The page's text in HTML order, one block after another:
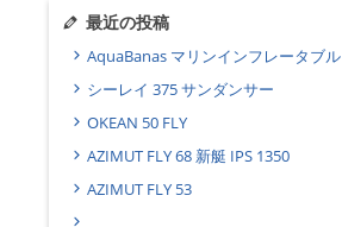
最近の投稿
AquaBanas マリンインフレータブル
シーレイ 375 サンダンサー
OKEAN 50 FLY
AZIMUT FLY 68 新艇 IPS 1350
AZIMUT FLY 53